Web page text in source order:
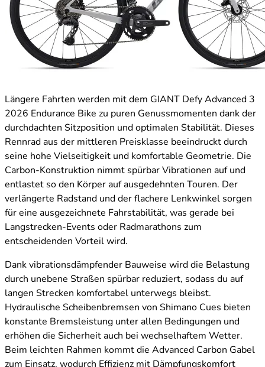
Längere Fahrten werden mit dem GIANT Defy Advanced 3
2026 Endurance Bike zu puren Genussmomenten dank der
durchdachten Sitzposition und optimalen Stabilität. Dieses
Rennrad aus der mittleren Preisklasse beeindruckt durch
seine hohe Vielseitigkeit und komfortable Geometrie. Die
Carbon-Konstruktion nimmt spürbar Vibrationen auf und
entlastet so den Körper auf ausgedehnten Touren. Der
verlängerte Radstand und der flachere Lenkwinkel sorgen
für eine ausgezeichnete Fahrstabilität, was gerade bei
Langstrecken-Events oder Radmarathons zum
entscheidenden Vorteil wird.
Dank vibrationsdämpfender Bauweise wird die Belastung
durch unebene Straßen spürbar reduziert, sodass du auf
langen Strecken komfortabel unterwegs bleibst.
Hydraulische Scheibenbremsen von Shimano Cues bieten
konstante Bremsleistung unter allen Bedingungen und
erhöhen die Sicherheit auch bei wechselhaftem Wetter.
Beim leichten Rahmen kommt die Advanced Carbon Gabel
zum Einsatz, wodurch Effizienz mit Dämpfungskomfort